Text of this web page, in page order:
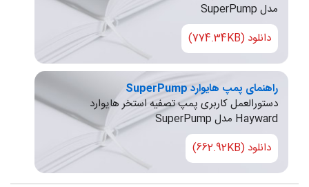
مدل SuperPump
دانلود (774.34KB)
راهنمای پمپ هایوارد SuperPump
دستورالعمل کاربری پمپ تصفیه استخر هایوارد
Hayward مدل SuperPump
دانلود (662.92KB)